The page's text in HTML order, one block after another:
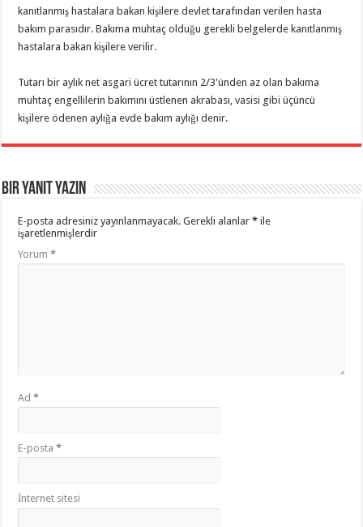
kanıtlanmış hastalara bakan kişilere devlet tarafından verilen hasta
bakım parasıdır. Bakıma muhtaç olduğu gerekli belgelerde kanıtlanmış
hastalara bakan kişilere verilir.
Tutarı bir aylık net asgari ücret tutarının 2/3'ünden az olan bakıma
muhtaç engellilerin bakımını üstlenen akrabası, vasisi gibi üçüncü
kişilere ödenen aylığa evde bakım aylığı denir.
Bir yanıt yazın
E-posta adresiniz yayınlanmayacak. Gerekli alanlar* ile
işaretlenmişlerdir
Yorum*
Ad*
E-posta*
İnternet sitesi